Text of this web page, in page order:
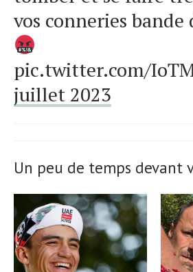
vos conneries
pic.twitter.com/
juillet 2023
Un peu de temps devant